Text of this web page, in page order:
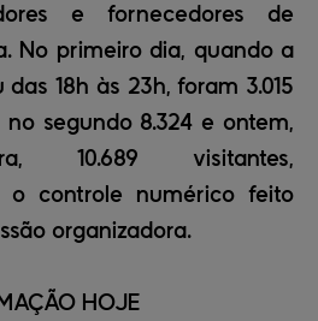
e fornecedores de
No primeiro dia, quando a
18h às 23h, foram 3.015
no segundo 8.324 e ontem,
10.689 visitantes,
o controle numérico feito
organizadora.
HOJE